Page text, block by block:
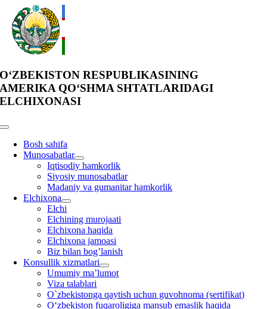
Skip
content
O‘ZBEKISTON RESPUBLIKASINING
AMERIKA QO‘SHMA SHTATLARIDAGI
ELCHIXONASI
Toggle
NavigationBosh sahifa
Munosabatlar
Iqtisodiy hamkorlik
Siyosiy munosabatlar
Madaniy va gumanitar hamkorlik
Elchixona
Elchi
Elchining murojaati
Elchixona haqida
Elchixona jamoasi
Biz bilan bog’lanish
Konsullik xizmatlari
Umumiy ma’lumot
Viza talablari
O`zbekistonga qaytish uchun guvohnoma (sertifikat)
O‘zbekiston fuqaroligiga mansub emaslik haqida